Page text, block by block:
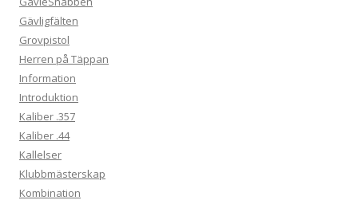
Gävligfälten
Grovpistol
Herren på Täppan
Information
Introduktion
Kaliber .357
Kaliber .44
Kallelser
Klubbmästerskap
Kombination